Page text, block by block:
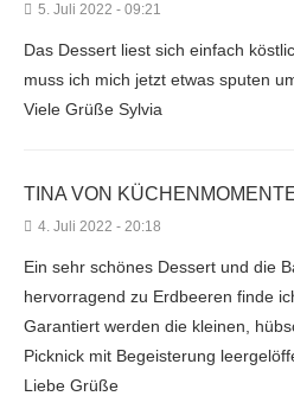
5. Juli 2022 - 09:21
Das Dessert liest sich einfach
muss ich mich jetzt etwas sputen
Viele Grüße Sylvia
TINA VON
4. Juli 2022 - 20:18
Ein sehr schönes Dessert und die
hervorragend zu Erdbeeren finde
Garantiert werden die kleinen,
Picknick mit Begeisterung
Liebe Grüße